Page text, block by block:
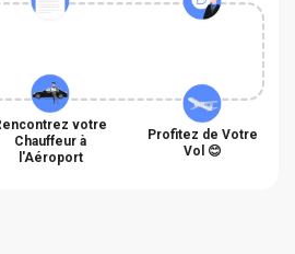
votre
Chauffeur à
l'Aéroport
Profitez de Votre
Vol 😊